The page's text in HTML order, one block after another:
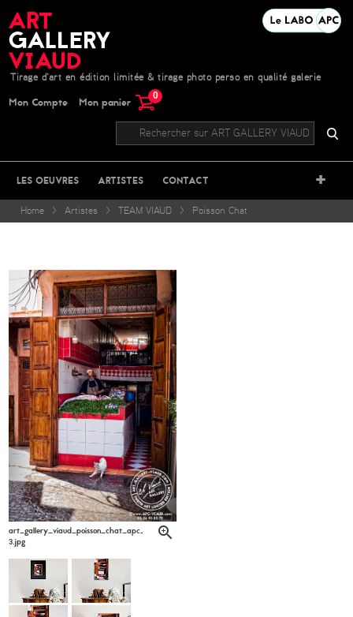
Tirage d'art en édition limitée & tirage photo perso en qualité galerie
Mon Compte Mon panier 0
LES OEUVRES ARTISTES CONTACT +
Home > Artistes > TEAM VIAUD > Poisson Chat
art_gallery_viaud_poisson_chat_apc_viaud_6-
3.jpg